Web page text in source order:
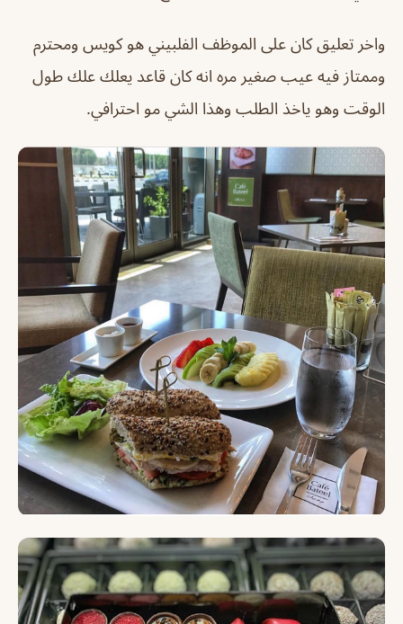
واخر تعليق كان على الموظف الفلبيني هو كويس ومحترم
وممتاز فيه عيب صغير مره انه كان قاعد يعلك علك طول
الوقت وهو ياخذ الطلب وهذا الشي مو احترافي.